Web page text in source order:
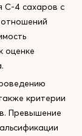
С-4 сахаров с
оценке
критерии
Превышение